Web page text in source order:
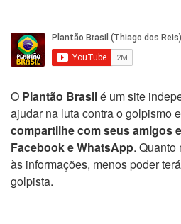
O Plantão Brasilé um site
ajudar na luta contra o golpismo
compartilhe com seus amigos
Facebook e WhatsApp. Quanto
às informações, menos poder
golpista.